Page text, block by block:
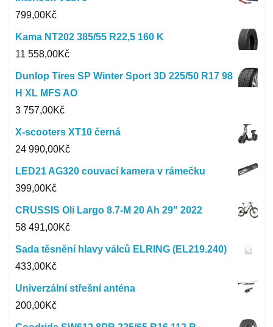
799,00Kč
Kama NT202 385/55 R22,5 160 K
11 558,00Kč
Dunlop Tires SP Winter Sport 3D 225/50 R17 98
H XL MFS AO
3 757,00Kč
X-scooters XT10 černá
24 990,00Kč
LED21 AG320 couvací kamera v rámečku
399,00Kč
CRUSSIS Oli Largo 8.7-M 20 Ah 29" 2022
58 491,00Kč
Sada těsnění hlavy válců ELRING (EL219.240)
433,00Kč
Univerzální střešní anténa
200,00Kč